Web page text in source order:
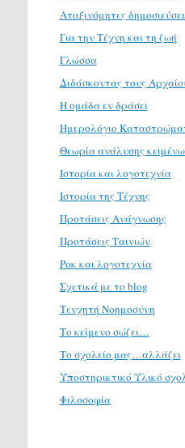
Αταξινόμητες
Για την Τέχνη και τη ζωή
Γλώσσα
Διδάσκοντας τους
Η ομάδα εν δράσει
Ημερολόγιο
Θεωρία ανάλυσης
Ιστορία και λογοτεχνία
Ιστορία της Τέχνης
Προτάσεις Ανάγνωσης
Προτάσεις Ταινιών
Ροκ και λογοτεχνία
Σχετικά με το blog
Τενχητή Νοημοσύνη
Το κείμενο σώζει…
Το σχολείο μας…αλλάζει
Υποστηρικτικό Υλικό
Φιλοσοφία